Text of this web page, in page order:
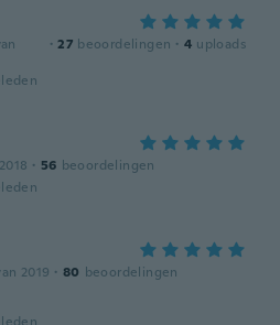
· 27 beoordelingen · 4 uploads
· 56 beoordelingen
2019 · 80 beoordelingen